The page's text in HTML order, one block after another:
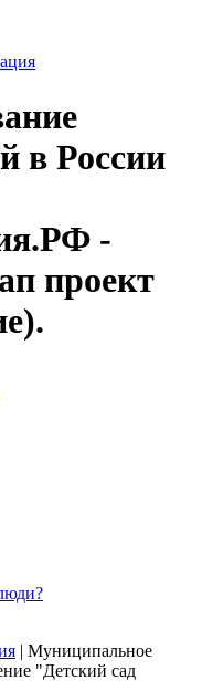
в России
-
проект
| Муниципальное
"Детский сад